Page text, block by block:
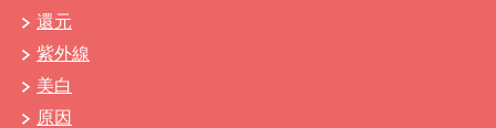
還元
紫外線
美白
原因